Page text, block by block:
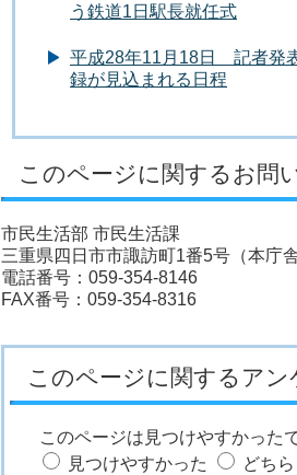
う鉄道1日駅長就任式
平成28年11月18日 記者発
録が見込まれる日程
このページに関するお問
市民生活部 市民生活課
三重県四日市市諏訪町1番5号（本庁舎
電話番号：059-354-8146
FAX番号：059-354-8316
このページに関するアン
このページは見つけやすかった
見つけやすかった
どち